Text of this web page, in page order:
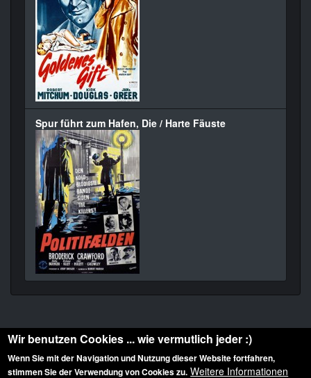
Spur führt zum Hafen, Die / Harte Fäuste
Diese Website ist urheberrechtlich geschützt: © 2010-2026 der Film Noir de. Alle
Wir benutzen Cookies ... wie vermutlich jeder :)
Wenn Sie mit der Navigation und Nutzung dieser Website fortfahren,
stimmen Sie der Verwendung von Cookies zu. Weitere Informationen